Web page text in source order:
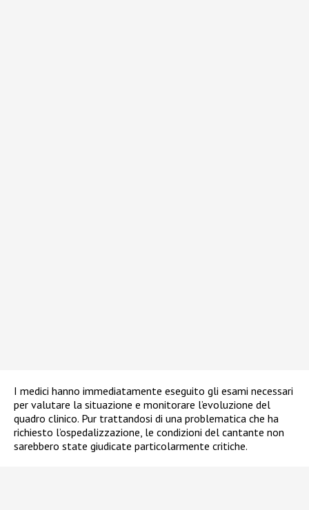
I medici hanno immediatamente eseguito gli esami necessari
per valutare la situazione e monitorare l’evoluzione del
quadro clinico. Pur trattandosi di una problematica che ha
richiesto l’ospedalizzazione, le condizioni del cantante non
sarebbero state giudicate particolarmente critiche.